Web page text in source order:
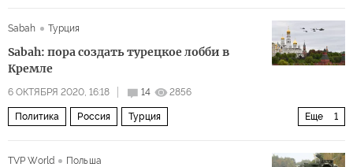
Sabah
Турция
Sabah: пора создать турецкое лобби в
Кремле
6 ОКТЯБРЯ 2020, 16:18 14 2856
Еще 1
Политика Россия Турция
TVP World
Польша